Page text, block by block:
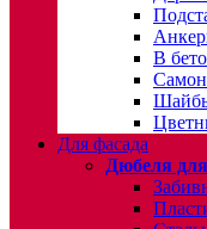
В
Для фасада
Дюбеля